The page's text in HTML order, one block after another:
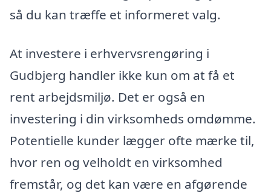
så du kan træffe et informeret valg.
At investere i erhvervsrengøring i
Gudbjerg handler ikke kun om at få et
rent arbejdsmiljø. Det er også en
investering i din virksomheds omdømme.
Potentielle kunder lægger ofte mærke til,
hvor ren og velholdt en virksomhed
fremstår, og det kan være en afgørende